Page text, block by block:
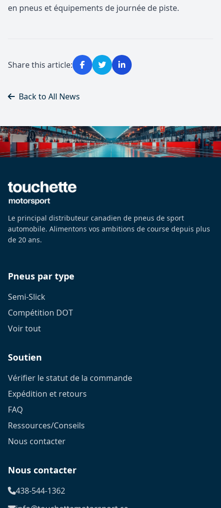
en pneus et équipements de journée de piste.
Share this article:
Back to All News
Le principal distributeur canadien de pneus de sport
automobile. Alimentons vos ambitions de course depuis plus
de 20 ans.
Pneus par type
Semi-Slick
Compétition DOT
Voir tout
Soutien
Vérifier le statut de la commande
Expédition et retours
FAQ
Ressources/Conseils
Nous contacter
Nous contacter
438-544-1362